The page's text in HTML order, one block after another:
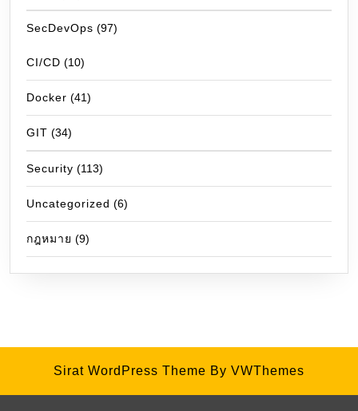
SecDevOps (97)
CI/CD (10)
Docker (41)
GIT (34)
Security (113)
Uncategorized (6)
กฎหมาย (9)
Sirat WordPress Theme By VWThemes